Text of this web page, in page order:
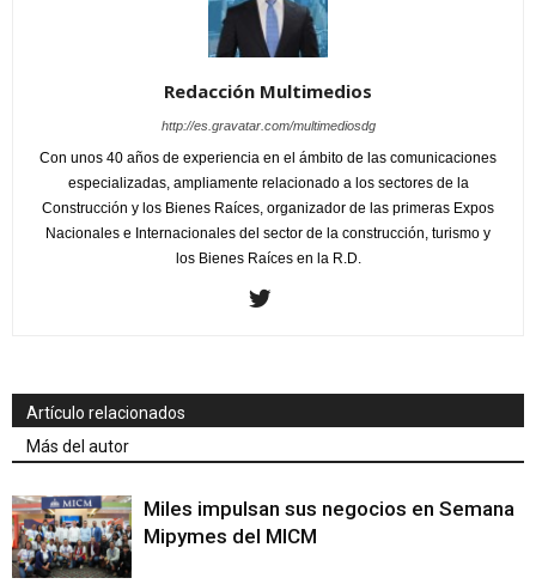
Redacción Multimedios
http://es.gravatar.com/multimediosdg
Con unos 40 años de experiencia en el ámbito de las comunicaciones
especializadas, ampliamente relacionado a los sectores de la
Construcción y los Bienes Raíces, organizador de las primeras Expos
Nacionales e Internacionales del sector de la construcción, turismo y
los Bienes Raíces en la R.D.
Artículo relacionados
Más del autor
Miles impulsan sus negocios en Semana
Mipymes del MICM